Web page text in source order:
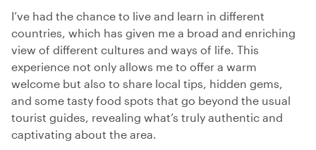
I’ve had the chance to live and learn in different
countries, which has given me a broad and enriching
view of different cultures and ways of life. This
experience not only allows me to offer a warm
welcome but also to share local tips, hidden gems,
and some tasty food spots that go beyond the usual
tourist guides, revealing what’s truly authentic and
captivating about the area.